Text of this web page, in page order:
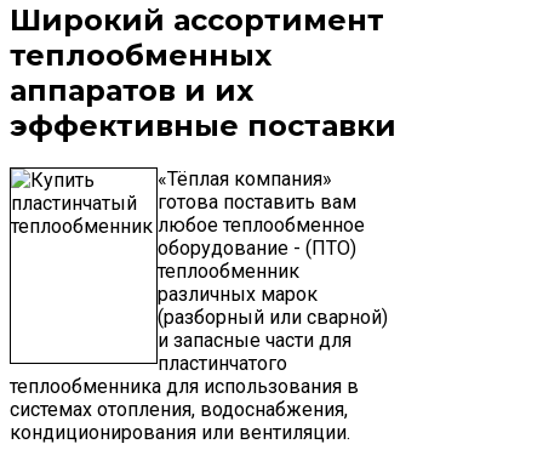
Широкий ассортимент
теплообменных
аппаратов и их
эффективные поставки
«Тёплая компания»
готова поставить вам
любое теплообменное
оборудование - (ПТО)
теплообменник
различных марок
(разборный или сварной)
и запасные части для
пластинчатого
теплообменника для использования в
системах отопления, водоснабжения,
кондиционирования или вентиляции.